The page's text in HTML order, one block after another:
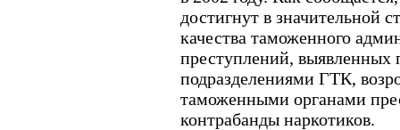
достигнут в значительной
качества таможенного
преступлений, выявленных
подразделениями ГТК,
таможенными органами
контрабанды наркотиков.